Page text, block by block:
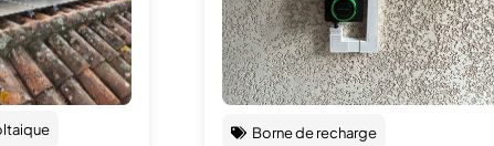
Borne de recharge